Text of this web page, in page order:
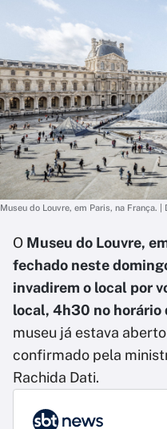
Museu do Louvre, em Paris, na França. |
O Museu do Louvre,
fechado neste
invadirem o local por
local, 4h30 no horário
museu já estava
confirmado pela
Rachida Dati.